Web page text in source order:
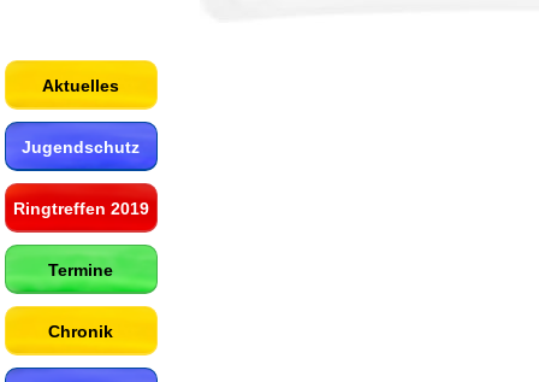
Aktuelles
Jugendschutz
Ringtreffen 2019
Termine
Chronik